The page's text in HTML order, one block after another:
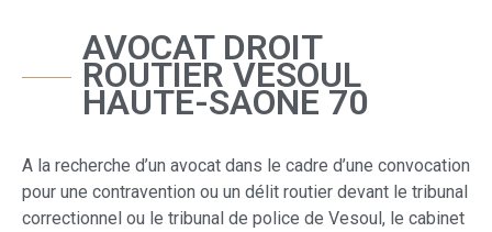
AVOCAT DROIT
ROUTIER VESOUL
HAUTE-SAONE 70
A la recherche d’un avocat dans le cadre d’une convocation
pour une contravention ou un délit routier devant le tribunal
correctionnel ou le tribunal de police de Vesoul, le cabinet